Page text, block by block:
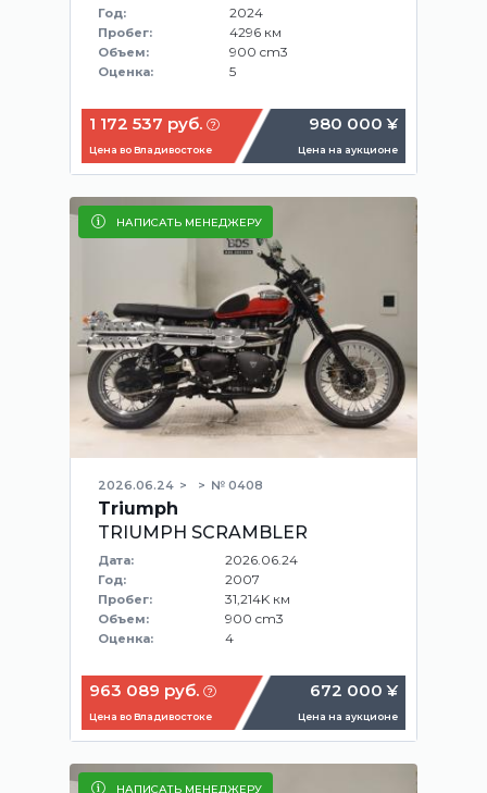
Год: 2024
Пробег: 4296 км
Объем: 900 cm3
Оценка: 5
1 172 537 руб.
Цена во Владивостоке
980 000 ¥
Цена на аукционе
НАПИСАТЬ МЕНЕДЖЕРУ
2026.06.24 № 0408
Triumph
TRIUMPH SCRAMBLER
Дата: 2026.06.24
Год: 2007
Пробег: 31,214K км
Объем: 900 cm3
Оценка: 4
963 089 руб.
Цена во Владивостоке
672 000 ¥
Цена на аукционе
НАПИСАТЬ МЕНЕДЖЕРУ